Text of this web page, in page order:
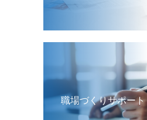
職場づくりサポート